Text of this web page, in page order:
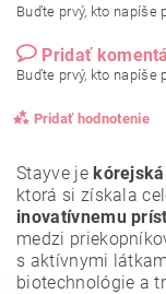
Buďte prvý, kto napíše
Pridať
Buďte prvý, kto napíše
Pridať hodnotenie
Stayve jekórejská
ktorá si získala
inovatívnemu
medzi
s aktívnymi
biotechnológie a